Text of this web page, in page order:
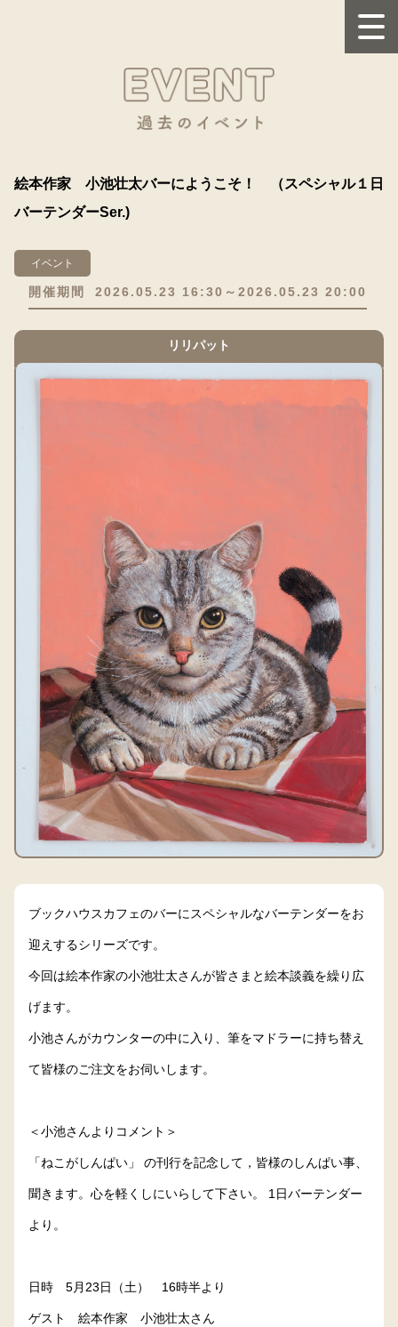
絵本作家 小池壮太バーにようこそ！ （スペシャル１日
バーテンダーSer.)
イベント
開催期間 2026.05.23 16:30～2026.05.23 20:00
リリパット
ブックハウスカフェのバーにスペシャルなバーテンダーをお
迎えするシリーズです。
今回は絵本作家の小池壮太さんが皆さまと絵本談義を繰り広
げます。
小池さんがカウンターの中に入り、筆をマドラーに持ち替え
て皆様のご注文をお伺いします。
＜小池さんよりコメント＞
「ねこがしんぱい」 の刊行を記念して，皆様のしんぱい事、
聞きます。心を軽くしにいらして下さい。 1日バーテンダー
より。
日時 5月23日（土） 16時半より
ゲスト 絵本作家 小池壮太さん